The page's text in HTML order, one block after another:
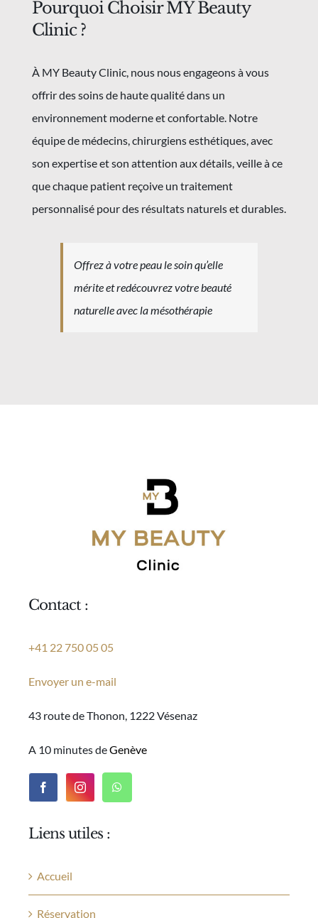
Pourquoi Choisir MY Beauty
Clinic ?
À MY Beauty Clinic, nous nous engageons à vous
offrir des soins de haute qualité dans un
environnement moderne et confortable. Notre
équipe de médecins, chirurgiens esthétiques, avec
son expertise et son attention aux détails, veille à ce
que chaque patient reçoive un traitement
personnalisé pour des résultats naturels et durables.
Offrez à votre peau le soin qu’elle
mérite et redécouvrez votre beauté
naturelle avec la mésothérapie
Contact :
+41 22 750 05 05
Envoyer un e-mail
43 route de Thonon, 1222 Vésenaz
A 10 minutes deGenève
Liens utiles :
Accueil
Réservation